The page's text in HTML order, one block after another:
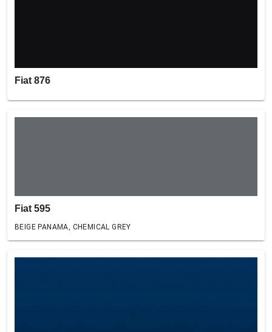
Fiat 876
Fiat 595
BEIGE PANAMA, CHEMICAL GREY